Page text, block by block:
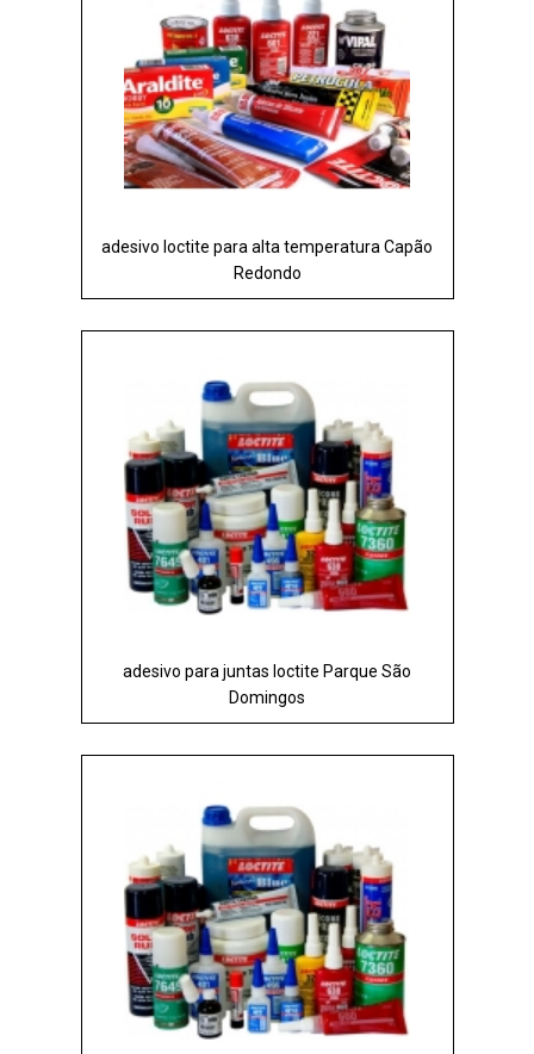
adesivo loctite para alta temperatura Capão
Redondo
adesivo para juntas loctite Parque São
Domingos